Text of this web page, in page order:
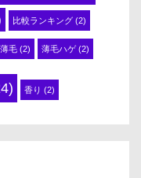
比較ランキング (2)
薄毛 (2) 薄毛ハゲ(2)
香り (2)